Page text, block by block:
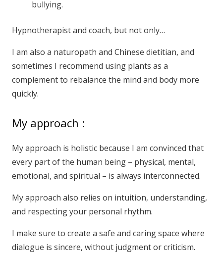
bullying.
Hypnotherapist and coach, but not only…
I am also a naturopath and Chinese dietitian, and
sometimes I recommend using plants as a
complement to rebalance the mind and body more
quickly.
My approach :
My approach is holistic because I am convinced that
every part of the human being – physical, mental,
emotional, and spiritual – is always interconnected.
My approach also relies on intuition, understanding,
and respecting your personal rhythm.
I make sure to create a safe and caring space where
dialogue is sincere, without judgment or criticism.